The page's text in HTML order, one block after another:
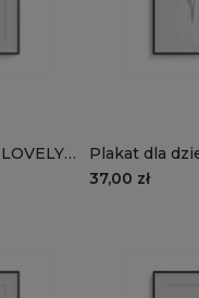
liście
Plakat dla
FARM wzór
37,00 zł